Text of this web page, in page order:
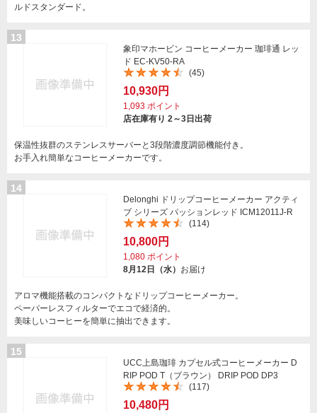
ルドスタンダード。
13
象印マホービン コーヒーメーカー 珈琲通 レッ
ド EC-KV50-RA
(45)
10,930円
1,093 ポイント
店在庫有り 2～3日出荷
保温性抜群のステンレスサーバーと3段階濃度調節機能付き。
お手入れ簡単なコーヒーメーカーです。
14
Delonghi ドリップコーヒーメーカー アクティ
ブ シリーズ パッションレッド ICM12011J-R
(114)
10,800円
1,080 ポイント
8月12日（水） お届け
アロマ機能搭載のコンパクトなドリップコーヒーメーカー。
ペーパーレスフィルターでエコで経済的。
美味しいコーヒーを簡単に抽出できます。
15
UCC上島珈琲 カプセル式コーヒーメーカー D
RIP POD T（ブラウン） DRIP POD DP3
(117)
10,480円